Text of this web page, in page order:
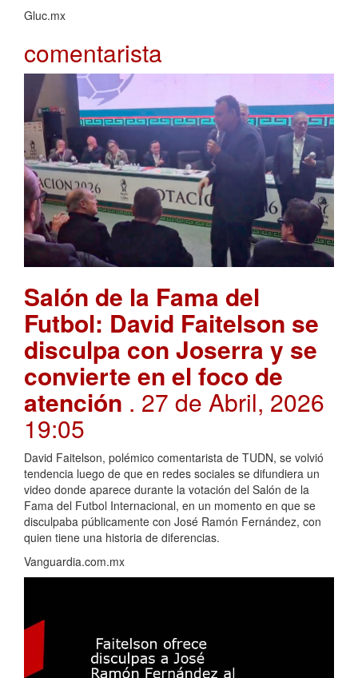
Gluc.mx
comentarista
Salón de la Fama del
Futbol: David Faitelson se
disculpa con Joserra y se
convierte en el foco de
atención . 27 de Abril, 2026
19:05
David Faitelson, polémico comentarista de TUDN, se volvió
tendencia luego de que en redes sociales se difundiera un
video donde aparece durante la votación del Salón de la
Fama del Futbol Internacional, en un momento en que se
disculpaba públicamente con José Ramón Fernández, con
quien tiene una historia de diferencias.
Vanguardia.com.mx